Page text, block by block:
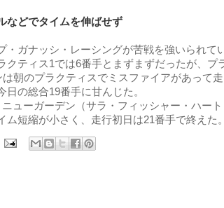
などでタイムを伸ばせず
ガナッシ・レーシングが苦戦を強いられて
クティス1では6番手とまずまずだったが、プ
朝のプラクティスでミスファイアがあって走
の総合19番手に甘んじた。
ューガーデン（サラ・フィッシャー・ハート
短縮が小さく、走行初日は21番手で終えた。